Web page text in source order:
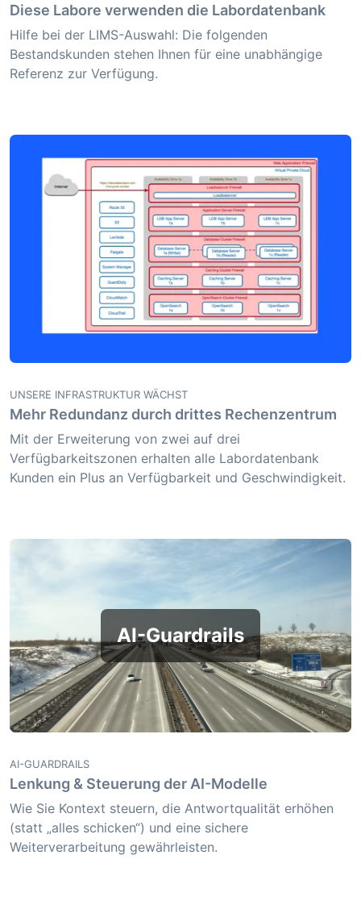
Diese Labore verwenden die Labordatenbank
Hilfe bei der LIMS-Auswahl: Die folgenden
Bestandskunden stehen Ihnen für eine unabhängige
Referenz zur Verfügung.
UNSERE INFRASTRUKTUR WÄCHST
Mehr Redundanz durch drittes Rechenzentrum
Mit der Erweiterung von zwei auf drei
Verfügbarkeitszonen erhalten alle Labordatenbank
Kunden ein Plus an Verfügbarkeit und Geschwindigkeit.
AI-Guardrails
AI-GUARDRAILS
Lenkung & Steuerung der AI-Modelle
Wie Sie Kontext steuern, die Antwortqualität erhöhen
(statt „alles schicken“) und eine sichere
Weiterverarbeitung gewährleisten.